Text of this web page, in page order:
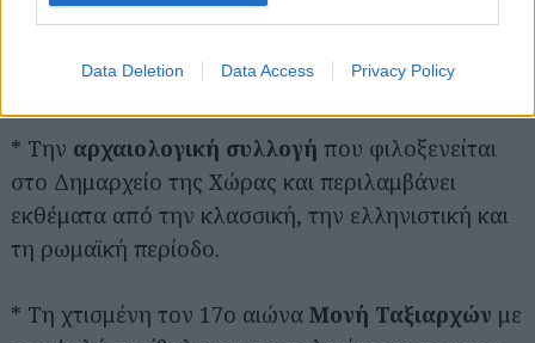
Data Deletion Data Access Privacy Policy
αναπαυτικούς καναπέδες επάνω στο κύμα.
Αξίζει να δείτε
* Την αρχαιολογική συλλογή που φιλοξενείται
στο Δημαρχείο της Χώρας και περιλαμβάνει
εκθέματα από την κλασσική, την ελληνιστική και
τη ρωμαϊκή περίοδο.
* Τη χτισμένη τον 17ο αιώνα Μονή Ταξιαρχών με